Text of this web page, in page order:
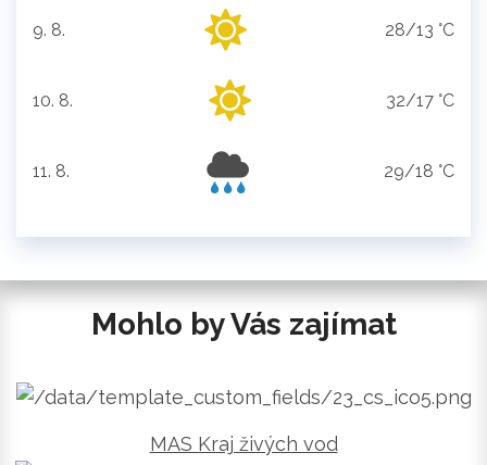
neděle
9. 8. 28/13 °C
pondělí
10. 8. 32/17 °C
úterý
11. 8. 29/18 °C
Mohlo by Vás zajímat
MAS Kraj živých vod